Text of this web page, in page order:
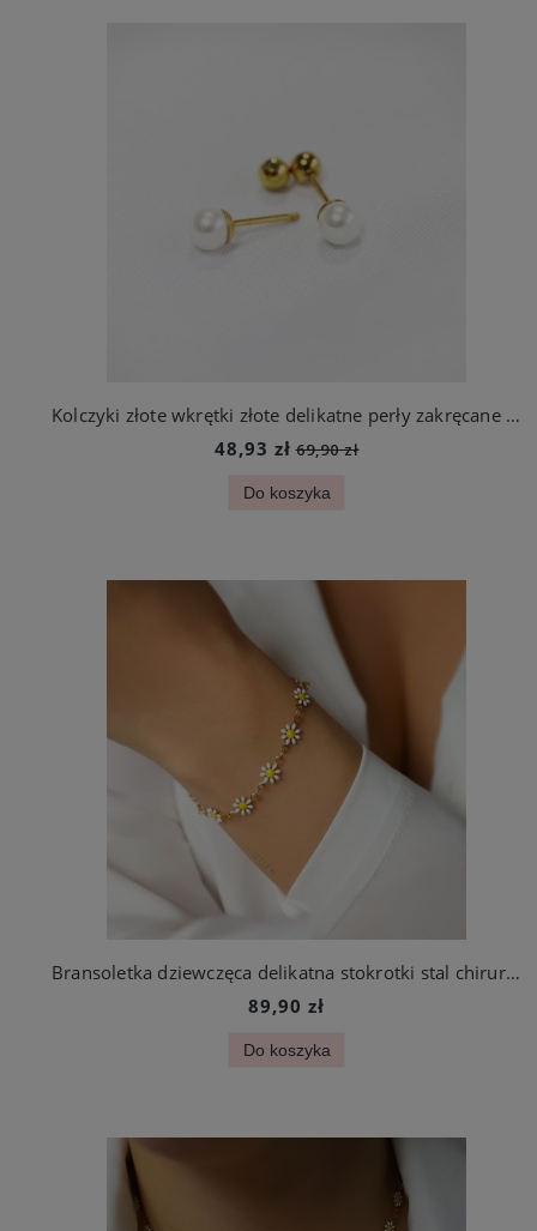
Kolczyki złote wkrętki złote delikatne perły zakręcane ze stali jubilerskiej
48,93 zł 69,90 zł
Do koszyka
Bransoletka dziewczęca delikatna stokrotki stal chirurgiczna
89,90 zł
Do koszyka